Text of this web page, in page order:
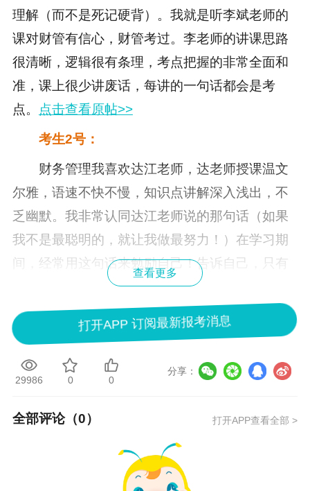
理解（而不是死记硬背）。我就是听李斌老师的
课对财管有信心，财管考过。李老师的讲课思路
很清晰，逻辑很有条理，考点把握的非常全面和
准，课上很少讲废话，每讲的一句话都会是考
点。 点击查看原帖>>
考生2号：
财务管理我喜欢达江老师，达老师授课温文
尔雅，语速不快不慢，知识点讲解深入浅出，不
乏幽默。我非常认同达江老师说的那句话（如果
我不是最聪明的，就让我做最努力！）在学习期
间，经常用这句话来勉励自己！告诉自己，只有
努力过了，才没有遗憾。点击查看原帖>
网校讲授财务管理众多老师，总有适合你的
那一位老师！点击这里免费听老师讲课，选出自
己喜欢的老师>>
考生头疼，小编给出以下学习建议，帮助应对你
（一）跟着老师坚持听课
查看更多
打开APP 订阅最新报考消息
29986 0 0
分享：
全部评论（0） 打开APP查看全部 >